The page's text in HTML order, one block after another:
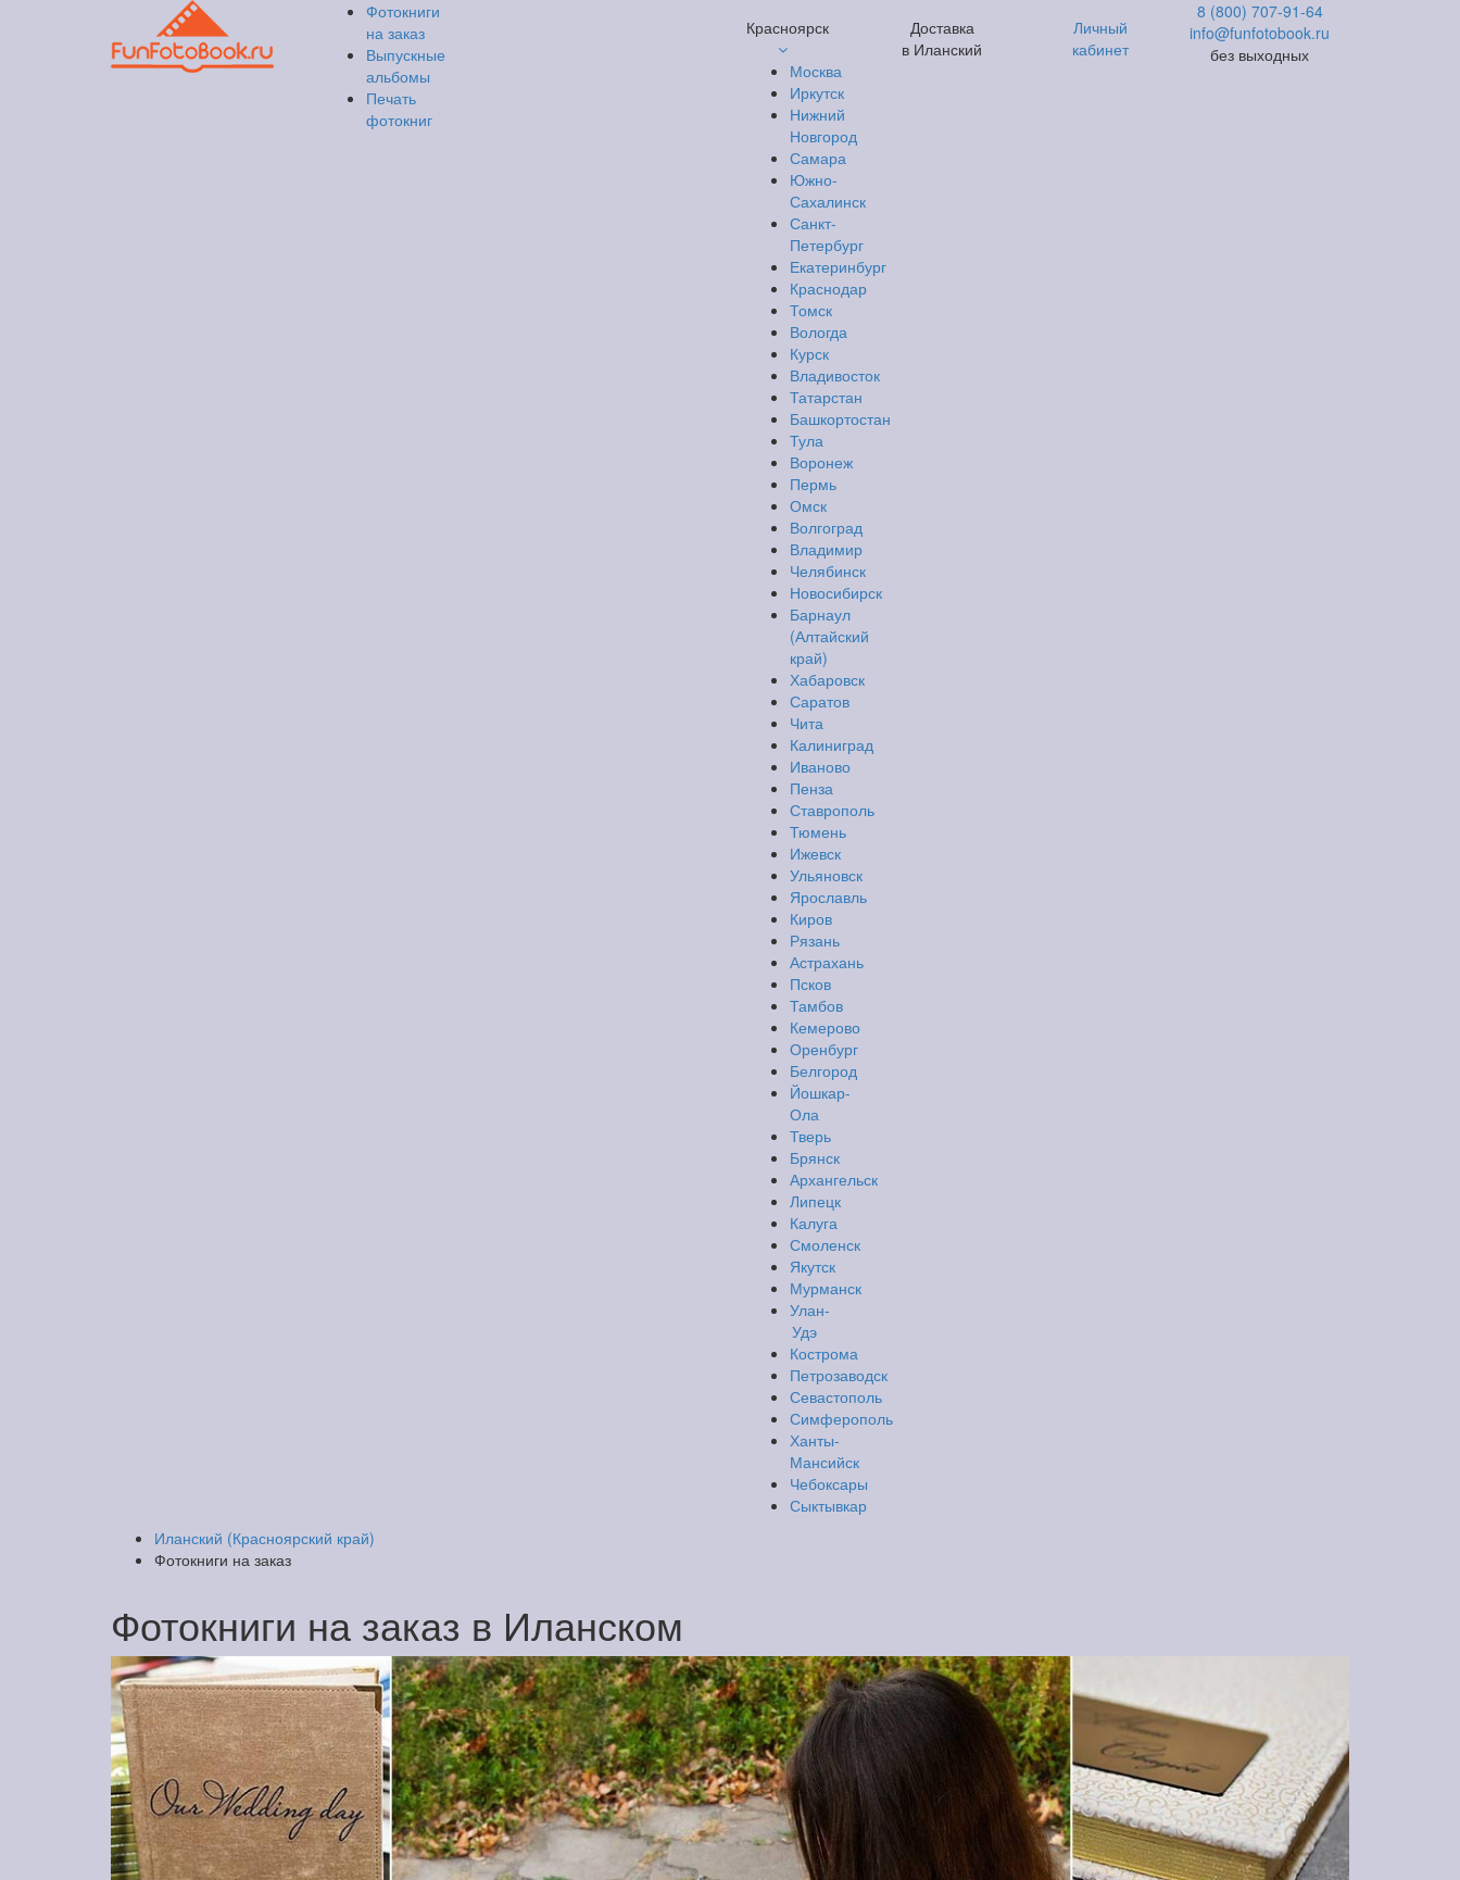
Фотокниги
на заказ
Выпускные
альбомы
Печать
фотокниг
Красноярск
Москва
Иркутск
Нижний
Новгород
Самара
Южно-
Сахалинск
Санкт-
Петербург
Екатеринбург
Краснодар
Томск
Вологда
Курск
Владивосток
Татарстан
Башкортостан
Тула
Воронеж
Пермь
Омск
Волгоград
Владимир
Челябинск
Новосибирск
Барнаул
(Алтайский
край)
Хабаровск
Саратов
Чита
Калиниград
Иваново
Пенза
Ставрополь
Тюмень
Ижевск
Ульяновск
Ярославль
Киров
Рязань
Астрахань
Псков
Тамбов
Кемерово
Оренбург
Белгород
Йошкар-
Ола
Тверь
Брянск
Архангельск
Липецк
Калуга
Смоленск
Якутск
Мурманск
Улан-
Удэ
Кострома
Петрозаводск
Севастополь
Симферополь
Ханты-
Мансийск
Чебоксары
Сыктывкар
Доставка
в Иланский
Личный
кабинет
8 (800) 707-91-64
info@funfotobook.ru
без выходных
Иланский (Красноярский край)
Фотокниги на заказ
Фотокниги на заказ в Иланском